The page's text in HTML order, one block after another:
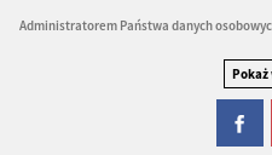
Administratorem Państwa danych